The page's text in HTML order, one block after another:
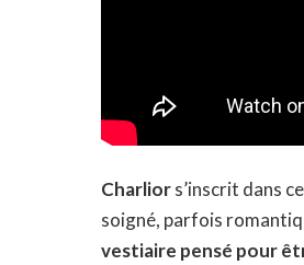
Charliors’inscrit dans ce
soigné, parfois
vestiaire pensé pour